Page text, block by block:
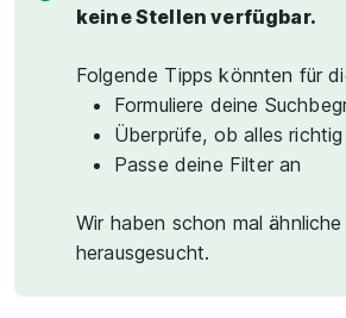
keine Stellen verfügbar.
Folgende Tipps könnten für
Formuliere deine
Überprüfe, ob alles
Passe deine Filter an
Wir haben schon mal
herausgesucht.